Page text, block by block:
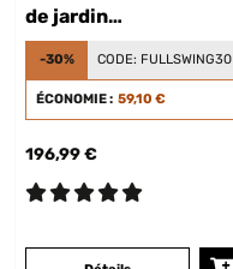
de jardin
intérieur/extérieur
-30% CODE: FULLSWING30
ÉCONOMIE : 59,10 €
196,99 €